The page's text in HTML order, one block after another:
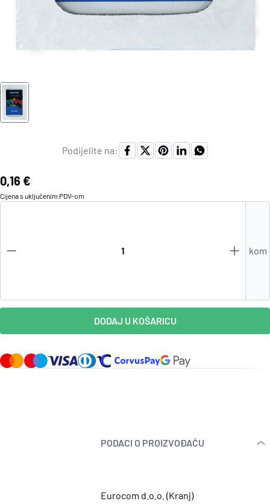
Podijelite na:
PODACI O PROIZVOĐAČU
Eurocom d.o.o. (Kranj)
Cijena:
0,16 €
Cijena s uključenim PDV-om
kom
DODAJ U KOŠARICU